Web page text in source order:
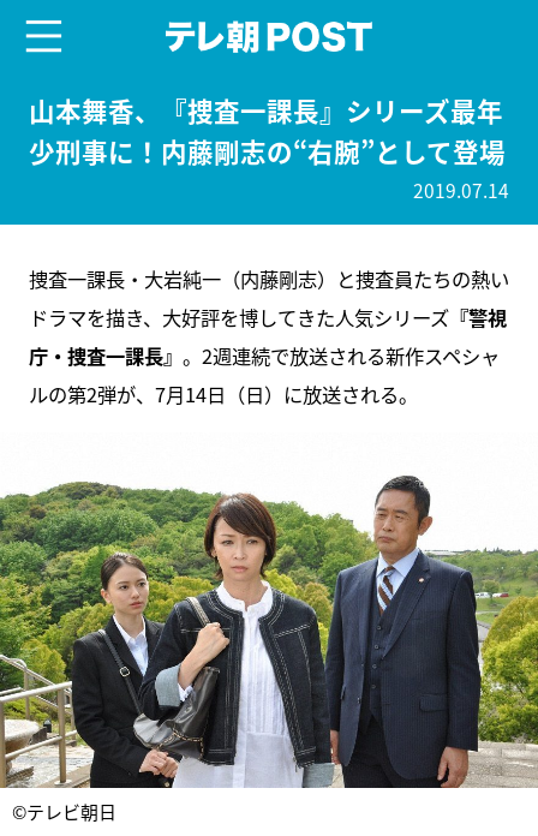
山本舞香、『捜査一課長』シリーズ最年
少刑事に！内藤剛志の“右腕”として登場
2019.07.14
捜査一課長・大岩純一（内藤剛志）と捜査員たちの熱い
ドラマを描き、大好評を博してきた人気シリーズ『警視
庁・捜査一課長』 。2週連続で放送される新作スペシャ
ルの第2弾が、7月14日（日）に放送される。
©テレビ朝日